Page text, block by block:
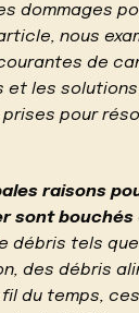
dommages
nous
de
et les
pour
raisons
sont bouchés
débris tels
des débris
du temps,